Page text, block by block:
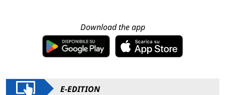
Download the app
E-EDITION